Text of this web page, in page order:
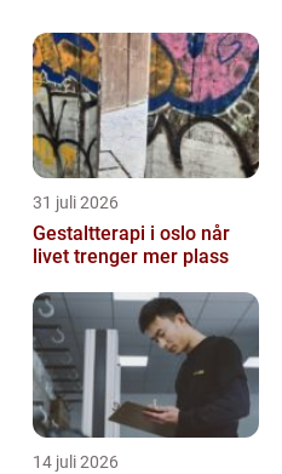
31 juli 2026
Gestaltterapi i oslo når
livet trenger mer plass
14 juli 2026